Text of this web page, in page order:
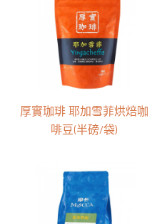
厚實珈琲 耶加雪菲烘焙咖
啡豆(半磅/袋)